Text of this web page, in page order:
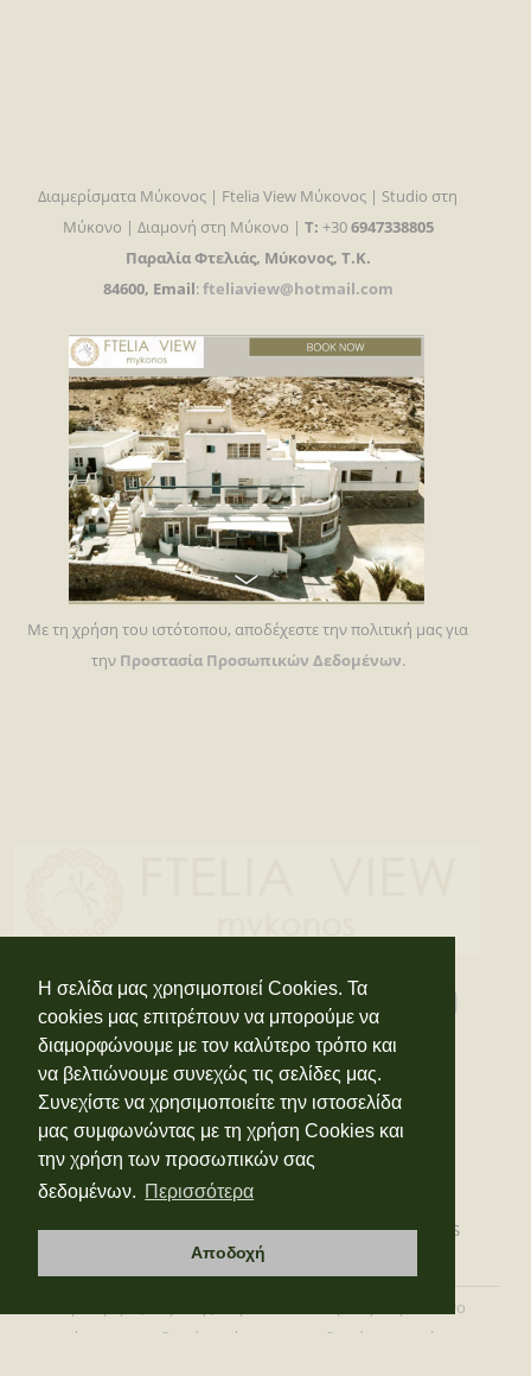
Η σελίδα μας χρησιμοποιεί Cookies. Τα
cookies μας επιτρέπουν να μπορούμε να
διαμορφώνουμε με τον καλύτερο τρόπο και
να βελτιώνουμε συνεχώς τις σελίδες μας.
Συνεχίστε να χρησιμοποιείτε την ιστοσελίδα
μας συμφωνώντας με τη χρήση Cookies και
την χρήση των προσωπικών σας
δεδομένων. Περισσότερα
Αποδοχή
Διαμερίσματα Μύκονος | Ftelia View Μύκονος | Studio στη
Μύκονο | Διαμονή στη Μύκονο | T: +306947338805
Παραλία Φτελιάς, Μύκονος, Τ.Κ.
84600, Email:fteliaview@hotmail.com
Με τη χρήση του ιστότοπου, αποδέχεστε την πολιτική μας για
την Προστασία Προσωπικών Δεδομένων.
Stay connected with
us
ΔΙΑΜΟΝΗ ΤΟΠΟΘΕΣΙΑ
ΠΑΡΑΛΙΕΣ ΜΥΚΟΝΟΥ
ΕΠΙΚΟΙΝΩΝΙΑ
NIGHTCLUBS
ΠΡΟΣΦΟΡΕΣ
Διαμονή στη Μύκονο
Μύκονος Ξενοδοχεία
Μύκονος
Ξενοδοχεία Διαμονή στην